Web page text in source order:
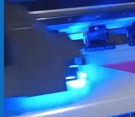
Tin Tức In Kỹ Thuật Số
Tin Tức In UV
Tin tức công ty
Tuyển dụng
Câu hỏi thường gặp
kiếm:
Giỏ hàng /0₫